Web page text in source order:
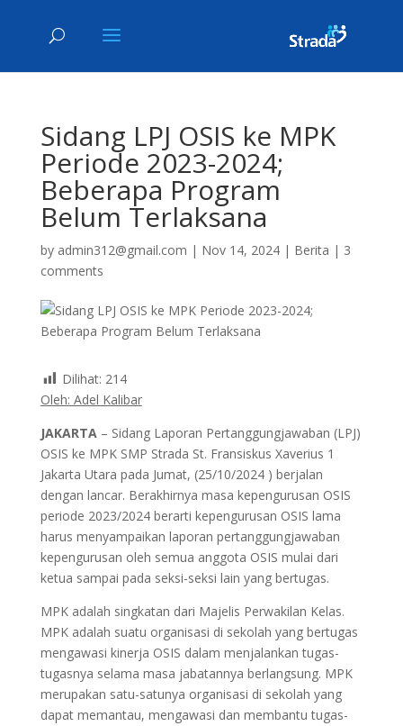
Sidang LPJ OSIS ke MPK
Periode 2023-2024;
Beberapa Program
Belum Terlaksana
by admin312@gmail.com | Nov 14, 2024| Berita | 3
comments
Dilihat: 214
Oleh: Adel Kalibar
JAKARTA – Sidang Laporan Pertanggungjawaban (LPJ)
OSIS ke MPK SMP Strada St. Fransiskus Xaverius 1
Jakarta Utara pada Jumat, (25/10/2024 ) berjalan
dengan lancar. Berakhirnya masa kepengurusan OSIS
periode 2023/2024 berarti kepengurusan OSIS lama
harus menyampaikan laporan pertanggungjawaban
kepengurusan oleh semua anggota OSIS mulai dari
ketua sampai pada seksi-seksi lain yang bertugas.
MPK adalah singkatan dari Majelis Perwakilan Kelas.
MPK adalah suatu organisasi di sekolah yang bertugas
mengawasi kinerja OSIS dalam menjalankan tugas-
tugasnya selama masa jabatannya berlangsung. MPK
merupakan satu-satunya organisasi di sekolah yang
dapat memantau, mengawasi dan membantu tugas-